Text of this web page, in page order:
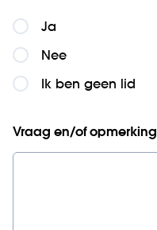
Ja
Nee
Ik ben geen lid
Vraag en/of opmerking